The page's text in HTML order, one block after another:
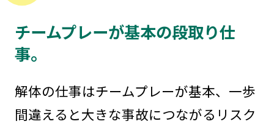
チームプレーが基本の段取り仕
事。
解体の仕事はチームプレーが基本、一歩
間違えると大きな事故につながるリスク